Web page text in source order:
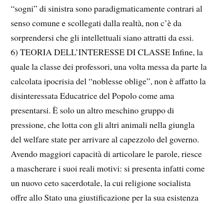
“sogni” di sinistra sono paradigmaticamente contrari al
senso comune e scollegati dalla realtà, non c’è da
sorprendersi che gli intellettuali siano attratti da essi.
6) TEORIA DELL’INTERESSE DI CLASSE Infine, la
quale la classe dei professori, una volta messa da parte la
calcolata ipocrisia del “noblesse oblige”, non è affatto la
disinteressata Educatrice del Popolo come ama
presentarsi. È solo un altro meschino gruppo di
pressione, che lotta con gli altri animali nella giungla
del welfare state per arrivare al capezzolo del governo.
Avendo maggiori capacità di articolare le parole, riesce
a mascherare i suoi reali motivi: si presenta infatti come
un nuovo ceto sacerdotale, la cui religione socialista
offre allo Stato una giustificazione per la sua esistenza